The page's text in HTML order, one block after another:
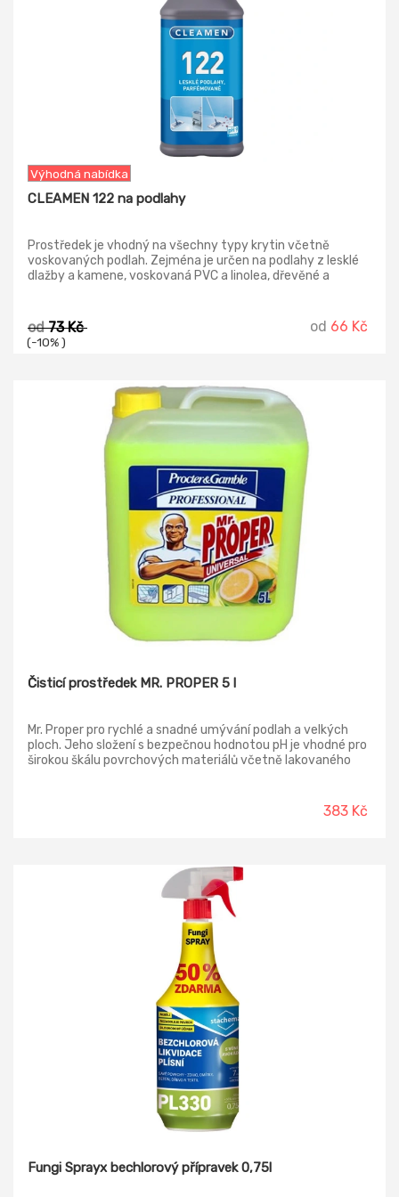
Výhodná nabídka
CLEAMEN 122 na podlahy
Prostředek je vhodný na všechny typy krytin včetně
voskovaných podlah. Zejména je určen na podlahy z lesklé
dlažby a kamene, voskovaná PVC a linolea, dřevěné a
od73 Kč
(-10% )
od 66 Kč
Čisticí prostředek MR. PROPER 5 l
Mr. Proper pro rychlé a snadné umývání podlah a velkých
ploch. Jeho složení s bezpečnou hodnotou pH je vhodné pro
širokou škálu povrchových materiálů včetně lakovaného
383 Kč
Fungi Sprayx bechlorový přípravek 0,75l